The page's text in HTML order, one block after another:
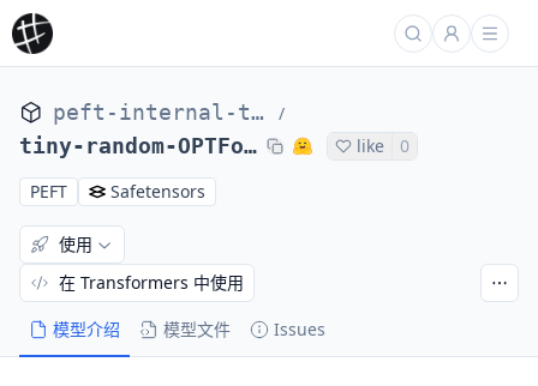
peft-internal-testing /
tiny-random-OPTForCausalLM-extended-vocab like
0
PEFT
Safetensors
模型介绍 模型文件 Issues
使用
在 Transformers 中使用